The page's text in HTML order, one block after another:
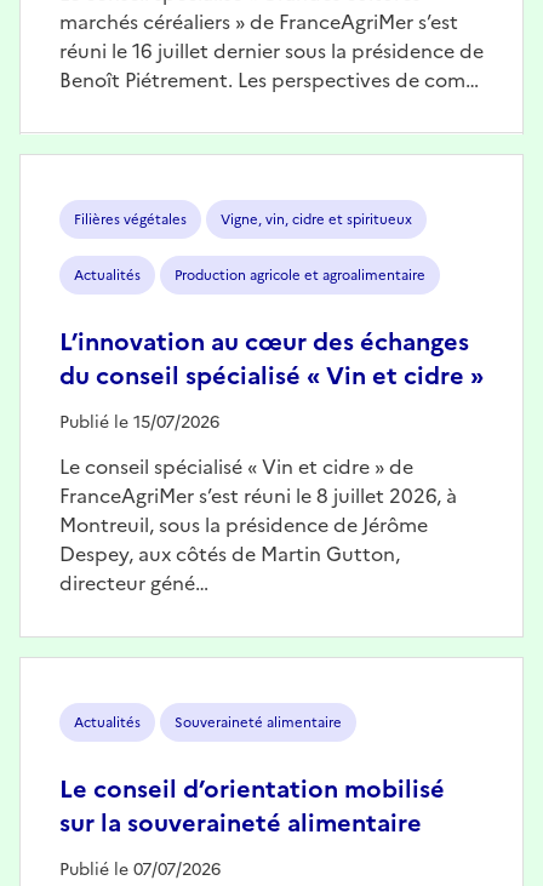
marchés céréaliers » de FranceAgriMer s’est
réuni le 16 juillet dernier sous la présidence de
Benoît Piétrement. Les perspectives de com…
Filières végétales Vigne, vin, cidre et spiritueux
Actualités Production agricole et agroalimentaire
L’innovation au cœur des échanges
du conseil spécialisé « Vin et cidre »
Publié le 15/07/2026
Le conseil spécialisé « Vin et cidre » de
FranceAgriMer s’est réuni le 8 juillet 2026, à
Montreuil, sous la présidence de Jérôme
Despey, aux côtés de Martin Gutton,
directeur géné…
Actualités Souveraineté alimentaire
Le conseil d’orientation mobilisé
sur la souveraineté alimentaire
Publié le 07/07/2026